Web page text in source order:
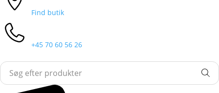
Find butik
+45 70 60 56 26